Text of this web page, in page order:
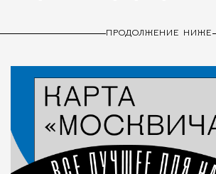
ПРОДОЛЖЕНИЕ НИЖЕ